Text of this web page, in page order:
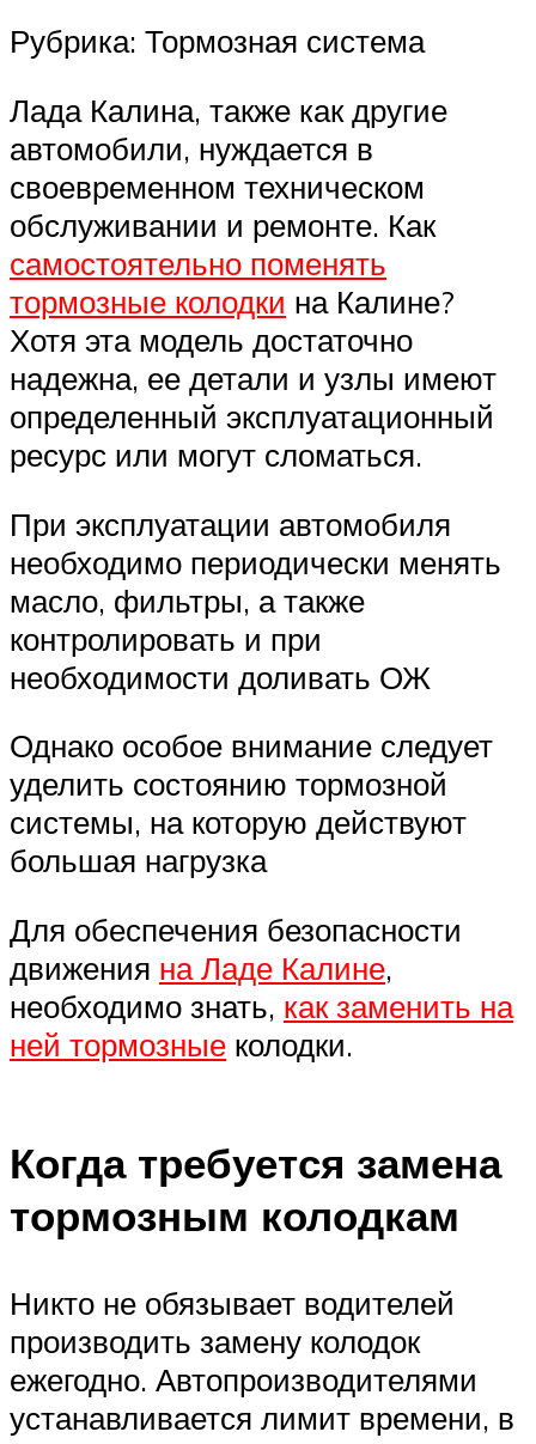
Рубрика: Тормозная система
Лада Калина, также как другие
автомобили, нуждается в
своевременном техническом
обслуживании и ремонте. Как
самостоятельно поменять
тормозные колодки на Калине?
Хотя эта модель достаточно
надежна, ее детали и узлы имеют
определенный эксплуатационный
ресурс или могут сломаться.
При эксплуатации автомобиля
необходимо периодически менять
масло, фильтры, а также
контролировать и при
необходимости доливать ОЖ
Однако особое внимание следует
уделить состоянию тормозной
системы, на которую действуют
большая нагрузка
Для обеспечения безопасности
движения на Ладе Калине,
необходимо знать, как заменить на
ней тормозные колодки.
Когда требуется замена
тормозным колодкам
Никто не обязывает водителей
производить замену колодок
ежегодно. Автопроизводителями
устанавливается лимит времени, в